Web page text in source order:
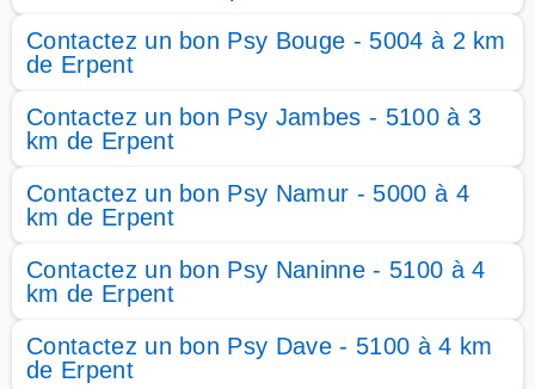
Contactez un bon Psy Bouge - 5004 à 2 km
de Erpent
Contactez un bon Psy Jambes - 5100 à 3
km de Erpent
Contactez un bon Psy Namur - 5000 à 4
km de Erpent
Contactez un bon Psy Naninne - 5100 à 4
km de Erpent
Contactez un bon Psy Dave - 5100 à 4 km
de Erpent